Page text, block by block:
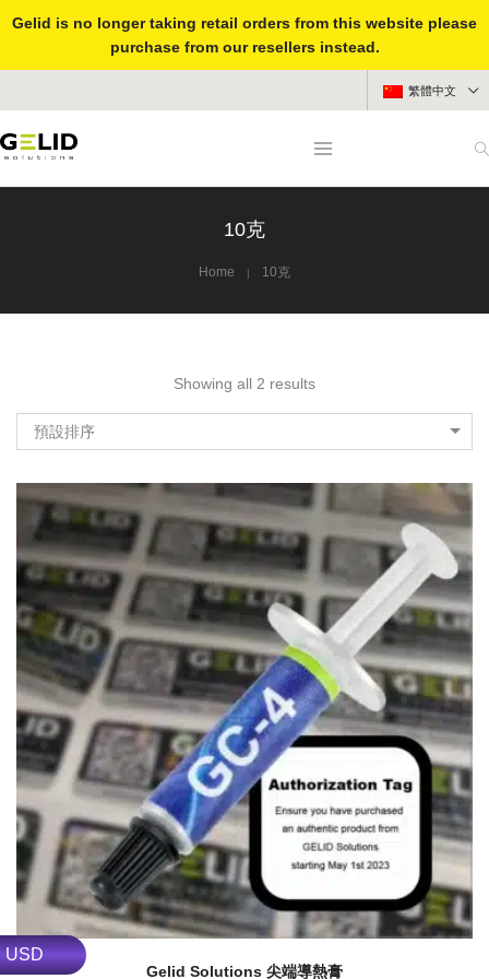
USD
Gelid is no longer taking retail orders from this website please
purchase from our resellers instead.
繁體中文
10克
Home 10克
Showing all 2 results
預設排序
Gelid Solutions 尖端導熱膏